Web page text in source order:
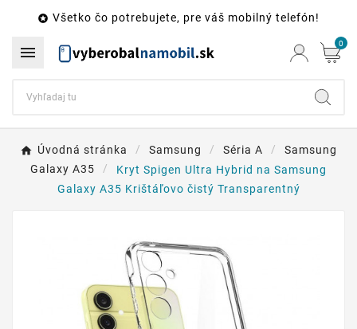
 Všetko čo potrebujete, pre váš mobilný telefón!
 0
Úvodná stránka Samsung Séria A
Samsung
Galaxy A35
Kryt Spigen Ultra Hybrid na Samsung
Galaxy A35 Krištáľovo čistý Transparentný